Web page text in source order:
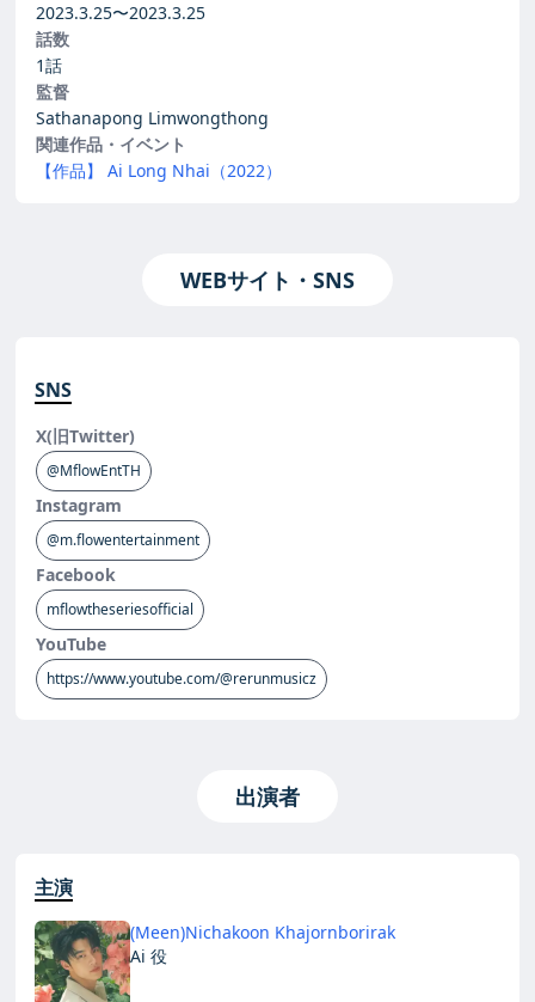
2023.3.25〜2023.3.25
話数
1話
監督
Sathanapong Limwongthong
関連作品・イベント
【作品】 Ai Long Nhai（2022）
WEBサイト・SNS
SNS
X(旧Twitter)
@MflowEntTH
Instagram
@m.flowentertainment
Facebook
mflowtheseriesofficial
YouTube
https://www.youtube.com/@rerunmusicz
出演者
主演
(Meen)Nichakoon Khajornborirak
Ai 役